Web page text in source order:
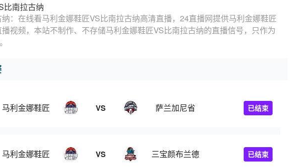
比南拉古纳
：在线看马利金娜鞋匠VS比南拉古纳高清直播，24直播网提供马利金娜鞋匠
视频，本站不制作、不存储马利金娜鞋匠VS比南拉古纳的直播信号，只作为
马利金娜鞋匠 VS 萨兰加尼省 已结束
马利金娜鞋匠 VS 三宝颜布兰德 已结束